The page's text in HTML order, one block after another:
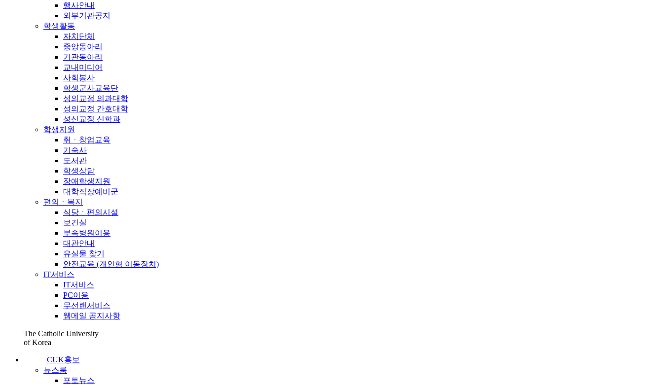
행사안내
외부기관공지
학생활동
자치단체
중앙동아리
기관동아리
교내미디어
사회봉사
학생군사교육단
성의교정 의과대학
성의교정 간호대학
성신교정 신학과
학생지원
취ㆍ창업교육
기숙사
도서관
학생상담
장애학생지원
대학직장예비군
편의ㆍ복지
식당ㆍ편의시설
보건실
부속병원이용
대관안내
유실물 찾기
안전교육 (개인형 이동장치)
IT서비스
IT서비스
PC이용
무선랜서비스
웹메일 공지사항
The Catholic University
of Korea
CUK홍보
뉴스룸
포토뉴스